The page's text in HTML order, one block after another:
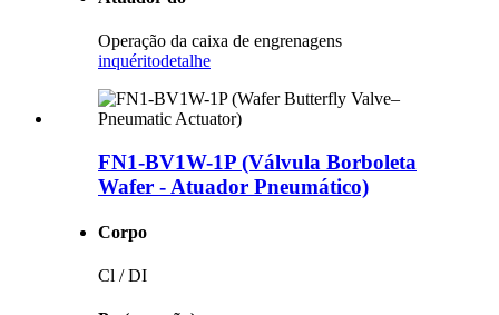
Operação da caixa de engrenagens
inquéritodetalhe
FN1-BV1W-1P (Válvula Borboleta
Wafer - Atuador Pneumático)
Corpo
Cl / DI